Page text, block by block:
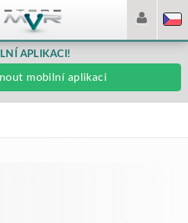
APLIKACI!
mobilní aplikaci